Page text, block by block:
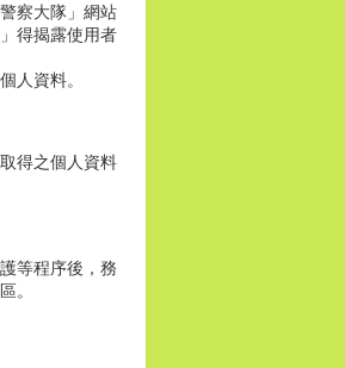
察大隊」網站
得揭露使用者
人資料。
得之個人資料
等程序後，務
。